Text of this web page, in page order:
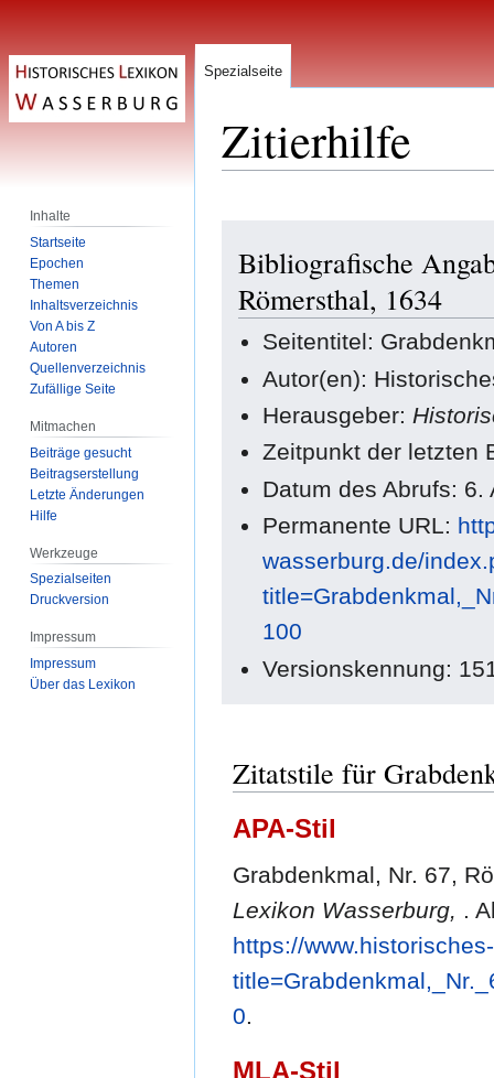
Zitierhilfe
Navigation
Suche
Bibliografische
Römersthal, 1634
Seitentitel:
Autor(en):
Herausgeber:
Zeitpunkt der letzten
Datum des Abrufs:
Permanente URL:
wasserburg.de/
100
Versionskennung:
Zitatstile für
APA-Stil
Grabdenkmal, Nr. 67,
Lexikon Wasserburg, .
https://
0.
MLA-Stil
Spezialseite
Inhalte
Startseite
Epochen
Themen
Inhaltsverzeichnis
Von A bis Z
Autoren
Quellenverzeichnis
Zufällige Seite
Mitmachen
Beiträge gesucht
Beitragserstellung
Letzte Änderungen
Hilfe
Werkzeuge
Spezialseiten
Druckversion
Impressum
Impressum
Über das Lexikon